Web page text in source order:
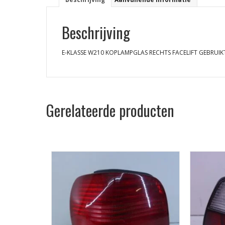
Beschrijving
E-KLASSE W210 KOPLAMPGLAS RECHTS FACELIFT
Gerelateerde producten